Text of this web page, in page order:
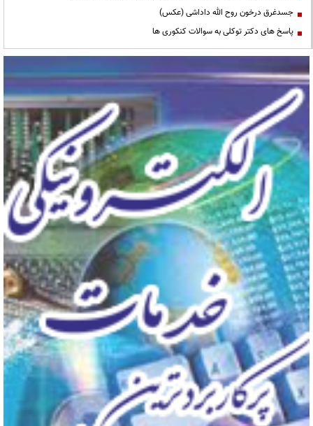
جسدغرق درخون روح الله داداشی (عکس)
پاسخ های دکتر توکلی به سوالات کنکوری ها